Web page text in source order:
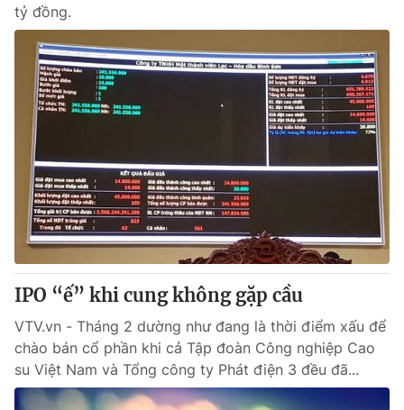
tỷ đồng.
IPO “ế” khi cung không gặp cầu
VTV.vn - Tháng 2 dường như đang là thời điểm xấu để
chào bán cổ phần khi cả Tập đoàn Công nghiệp Cao
su Việt Nam và Tổng công ty Phát điện 3 đều đã...